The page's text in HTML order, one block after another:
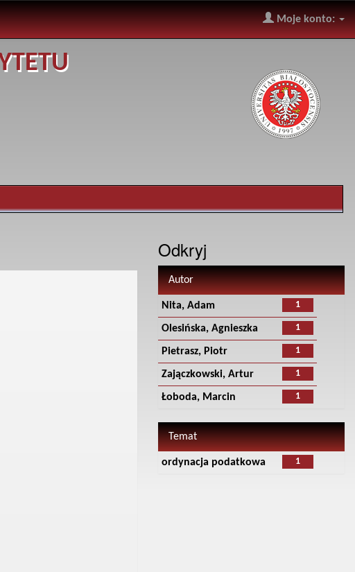
Moje konto:
Odkryj
Autor
1
Nita, Adam
1
Olesińska, Agnieszka
1
Pietrasz, Piotr
1
Zajączkowski, Artur
1
Łoboda, Marcin
Temat
1
ordynacja podatkowa